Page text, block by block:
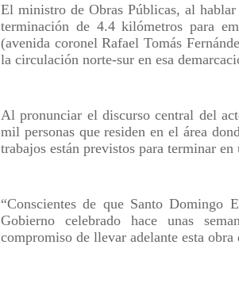
El ministro de Obras Públicas, al
terminación de 4.4 kilómetros para
(avenida coronel Rafael Tomás
la circulación norte-sur en esa
Al pronunciar el discurso central del
mil personas que residen en el área
trabajos están previstos para terminar en
“Conscientes de que Santo Domingo
Gobierno celebrado hace unas
compromiso de llevar adelante esta